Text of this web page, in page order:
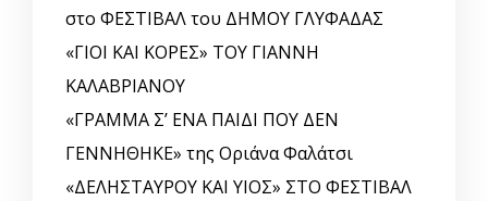
στο ΦΕΣΤΙΒΑΛ του ΔΗΜΟΥ ΓΛΥΦΑΔΑΣ
«ΓΙΟΙ ΚΑΙ ΚΟΡΕΣ» ΤΟΥ ΓΙΑΝΝΗ
ΚΑΛΑΒΡΙΑΝΟΥ
«ΓΡΑΜΜΑ Σ’ ΕΝΑ ΠΑΙΔΙ ΠΟΥ ΔΕΝ
ΓΕΝΝΗΘΗΚΕ» της Οριάνα Φαλάτσι
«ΔΕΛΗΣΤΑΥΡΟΥ ΚΑΙ ΥΙΟΣ» ΣΤΟ ΦΕΣΤΙΒΑΛ